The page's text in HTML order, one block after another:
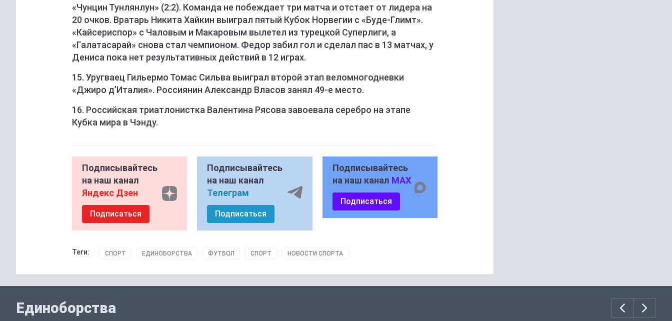
«Чунцин Тунлянлун» (2:2). Команда не побеждает три матча и отстает от лидера на
20 очков. Вратарь Никита Хайкин выиграл пятый Кубок Норвегии с «Буде-Глимт».
«Кайсериспор» с Чаловым и Макаровым вылетел из турецкой Суперлиги, а
«Галатасарай» снова стал чемпионом. Федор забил гол и сделал пас в 13 матчах, у
Дениса пока нет результативных действий в 12 играх.
15. Уругваец Гильермо Томас Сильва выиграл второй этап веломногодневки
«Джиро д’Италия». Россиянин Александр Власов занял 49-е место.
16. Российская триатлонистка Валентина Рясова завоевала серебро на этапе
Кубка мира в Чэнду.
Подписывайтесь
на наш канал
Яндекс Дзен
Подписаться
Подписывайтесь
на наш канал
Телеграм
Подписаться
Подписывайтесь
на наш канал MAX
Подписаться
Теги: СПОРТ ЕДИНОБОРСТВА ФУТБОЛ СПОРТ НОВОСТИ СПОРТА
Единоборства